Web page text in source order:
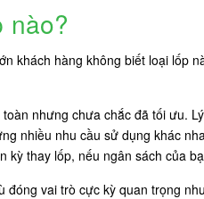
nào?
khách hàng không biết loại
nhưng chưa chắc đã tối ưu.
nhiều nhu cầu sử dụng khác
kỳ thay lốp, nếu ngân sách của
đóng vai trò cực kỳ quan trọng